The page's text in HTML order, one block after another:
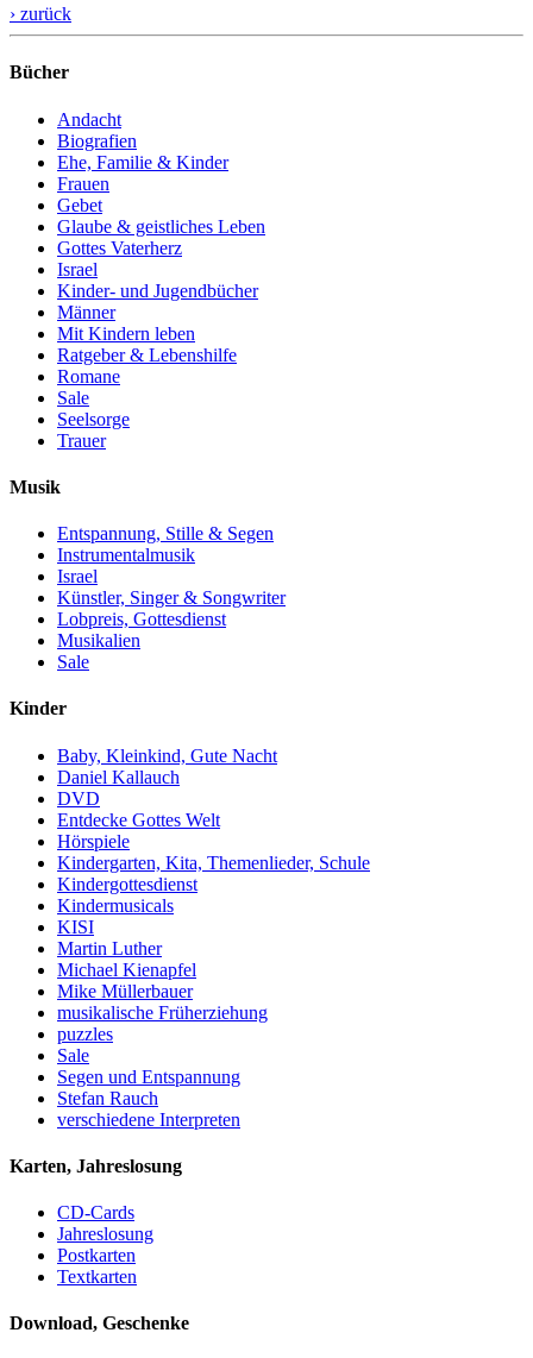
› zurück
Bücher
Andacht
Biografien
Ehe, Familie & Kinder
Frauen
Gebet
Glaube & geistliches Leben
Gottes Vaterherz
Israel
Kinder- und Jugendbücher
Männer
Mit Kindern leben
Ratgeber & Lebenshilfe
Romane
Sale
Seelsorge
Trauer
Musik
Entspannung, Stille & Segen
Instrumentalmusik
Israel
Künstler, Singer & Songwriter
Lobpreis, Gottesdienst
Musikalien
Sale
Kinder
Baby, Kleinkind, Gute Nacht
Daniel Kallauch
DVD
Entdecke Gottes Welt
Hörspiele
Kindergarten, Kita, Themenlieder, Schule
Kindergottesdienst
Kindermusicals
KISI
Martin Luther
Michael Kienapfel
Mike Müllerbauer
musikalische Früherziehung
puzzles
Sale
Segen und Entspannung
Stefan Rauch
verschiedene Interpreten
Karten, Jahreslosung
CD-Cards
Jahreslosung
Postkarten
Textkarten
Download, Geschenke